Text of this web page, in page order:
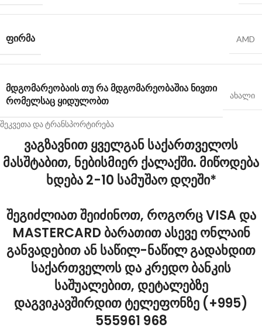
ᲤᲘᲠᲛᲐ AMD
ᲛᲓᲒᲝᲛᲐᲠᲔᲝᲑᲐᲘᲡ ᲗᲣ ᲠᲐ ᲛᲓᲒᲝᲛᲐᲠᲔᲝᲑᲐᲨᲘᲐ ᲜᲘᲕᲗᲘ
ᲠᲝᲛᲔᲚᲡᲐᲪ ᲧᲘᲓᲣᲚᲝᲑᲗ
ახალი
შეკვეთა და ტრანსპორტირება
ვაგზავნით ყველგან საქართველოს
მასშტაბით, ნებისმიერ ქალაქში. მიწოდება
ხდება 2-10 სამუშაო დღეში*
შეგიძლიათ შეიძინოთ, როგორც VISA და
MASTERCARD ბარათით ასევე ონლაინ
განვადებით ან საწილ-ნაწილ გადახდით
საქართველოს და კრედო ბანკის
საშუალებით, დეტალებზე
დაგვიკავშირდით ტელეფონზე (+995)
555961 968